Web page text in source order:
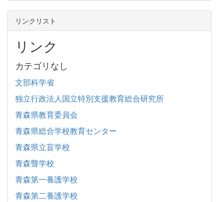
リンクリスト
リンク
カテゴリなし
文部科学省
独立行政法人国立特別支援教育総合研究所
青森県教育委員会
青森県総合学校教育センター
青森県立盲学校
青森聾学校
青森第一養護学校
青森第二養護学校